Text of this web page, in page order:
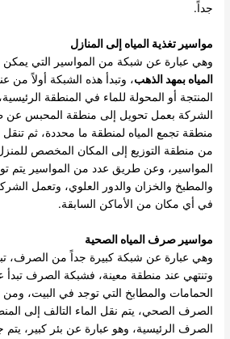
جداً.
مواسير تغذية المياه إلى المنازل
وهي عبارة عن شبكة من المواسير التي يمكن
المياه بمهد الذهب، وتبدأ هذه الشبكة أولاً من
المنتجة أو المحولة للماء في المنطقة
الشركة بعمل تحويل إلى منطقة المحبس
منطقة تجمع المياه لمنطقة ما محددة، ثم
من منطقة التوزيع إلى المكان المخصص
المواسير، وعن طريق عدد من المواسير يتم
والمطبخ والخزان والدور العلوي، وتعمل
في أي مكان من الأماكن السابقة.
مواسير صرف المياه الصحية
وهي عبارة عن شبكة كبيرة جداً من الصرف،
وتنتهي عند منطقة معينة، فشبكة الصرف تبدأ
الحمامات والمطابخ التي توجد في البيت،
الصرف الصحي، يتم نقل الماء التالف إلى
الصرف الرئيسية، وهو عبارة عن بئر كبير،